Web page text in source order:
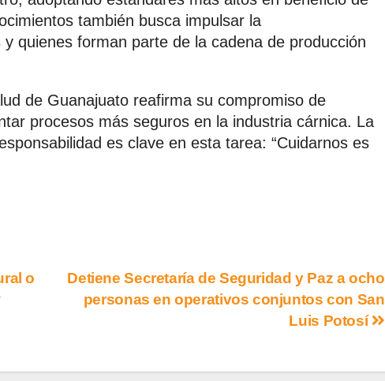
también busca impulsar la
quienes forman parte de la cadena de producción
de Guanajuato reafirma su compromiso de
procesos más seguros en la industria cárnica. La
es clave en esta tarea: “Cuidarnos es
Detiene Secretaría de Seguridad y Paz a ocho
personas en operativos conjuntos con San
Luis Potosí
o